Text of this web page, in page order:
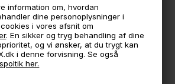
information om, hvordan
dine personoplysninger i
i vores afsnit om
. En sikker og tryg behandling af dine
og vi ønsker, at du trygt kan
i denne forvisning. Se også
her.
sender samme dag på hverdage
i kurven, er den på lager
anmeldelser ★★★★★